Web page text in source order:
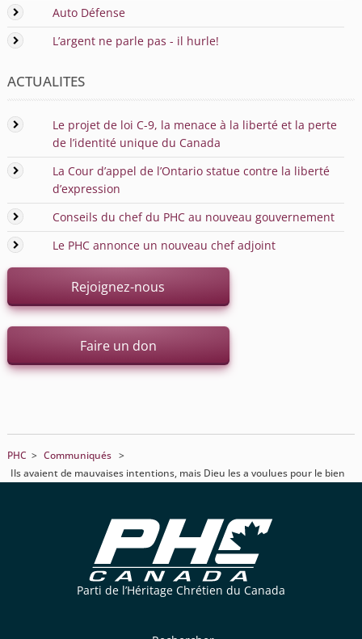
Auto Défense
L’argent ne parle pas - il hurle!
ACTUALITES
Le projet de loi C-9, la menace à la liberté et la perte
de l’identité unique du Canada
La Cour d’appel de l’Ontario statue contre la liberté
d’expression
Conseils du chef du PHC au nouveau gouvernement
Le PHC annonce un nouveau chef adjoint
Rejoignez-nous
Faire un don
PHC > Communiqués >
Ils avaient de mauvaises intentions, mais Dieu les a voulues pour le bien
Parti de l’Héritage Chrétien du Canada